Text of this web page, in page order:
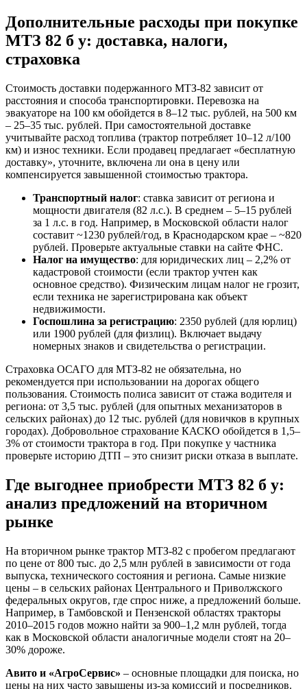
Дополнительные расходы при покупке
МТЗ 82 б у: доставка, налоги,
страховка
Стоимость доставки подержанного МТЗ-82 зависит от
расстояния и способа транспортировки. Перевозка на
эвакуаторе на 100 км обойдется в 8–12 тыс. рублей, на 500 км
– 25–35 тыс. рублей. При самостоятельной доставке
учитывайте расход топлива (трактор потребляет 10–12 л/100
км) и износ техники. Если продавец предлагает «бесплатную
доставку», уточните, включена ли она в цену или
компенсируется завышенной стоимостью трактора.
Транспортный налог: ставка зависит от региона и
мощности двигателя (82 л.с.). В среднем – 5–15 рублей
за 1 л.с. в год. Например, в Московской области налог
составит ~1230 рублей/год, в Краснодарском крае – ~820
рублей. Проверьте актуальные ставки на сайте ФНС.
Налог на имущество: для юридических лиц – 2,2% от
кадастровой стоимости (если трактор учтен как
основное средство). Физическим лицам налог не грозит,
если техника не зарегистрирована как объект
недвижимости.
Госпошлина за регистрацию: 2350 рублей (для юрлиц)
или 1900 рублей (для физлиц). Включает выдачу
номерных знаков и свидетельства о регистрации.
Страховка ОСАГО для МТЗ-82 не обязательна, но
рекомендуется при использовании на дорогах общего
пользования. Стоимость полиса зависит от стажа водителя и
региона: от 3,5 тыс. рублей (для опытных механизаторов в
сельских районах) до 12 тыс. рублей (для новичков в крупных
городах). Добровольное страхование КАСКО обойдется в 1,5–
3% от стоимости трактора в год. При покупке у частника
проверьте историю ДТП – это снизит риски отказа в выплате.
Где выгоднее приобрести МТЗ 82 б у:
анализ предложений на вторичном
рынке
На вторичном рынке трактор МТЗ-82 с пробегом предлагают
по цене от 800 тыс. до 2,5 млн рублей в зависимости от года
выпуска, технического состояния и региона. Самые низкие
цены – в сельских районах Центрального и Приволжского
федеральных округов, где спрос ниже, а предложений больше.
Например, в Тамбовской и Пензенской областях тракторы
2010–2015 годов можно найти за 900–1,2 млн рублей, тогда
как в Московской области аналогичные модели стоят на 20–
30% дороже.
Авито и «АгроСервис» – основные площадки для поиска, но
цены на них часто завышены из-за комиссий и посредников.